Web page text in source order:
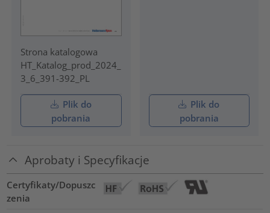
Strona katalogowa
HT_Katalog_prod_2024_
3_6_391-392_PL
Plik do
pobrania
Plik do
pobrania
Aprobaty i Specyfikacje
Certyfikaty/Dopuszc
zenia